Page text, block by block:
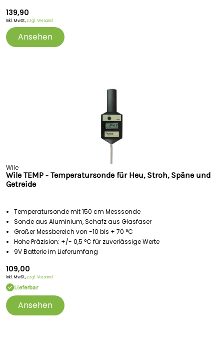
139,90
Inkl. MwSt.,zzgl. Versand
Ansehen
Wile
Wile TEMP - Temperatursonde für Heu, Stroh, Späne und
Getreide
Temperatursonde mit 150 cm Messsonde
Sonde aus Aluminium, Schafz aus Glasfaser
Großer Messbereich von -10 bis + 70 °C
Hohe Präzision: +/- 0,5 °C für zuverlässige Werte
9V Batterie im Lieferumfang
109,00
Inkl. MwSt.,zzgl. Versand
Lieferbar
Ansehen